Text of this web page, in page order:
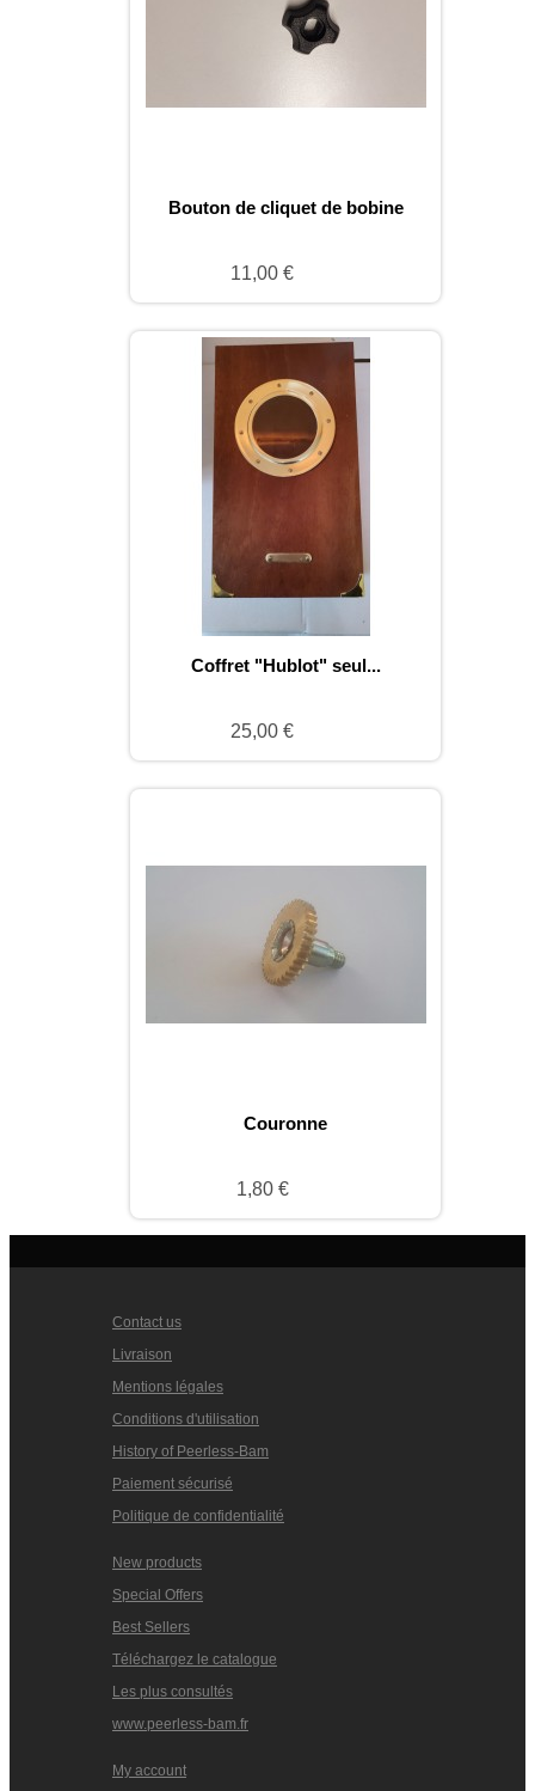
Bouton de cliquet de bobine
11,00 €
Coffret "Hublot" seul...
25,00 €
Couronne
1,80 €
Contact us
Livraison
Mentions légales
Conditions d'utilisation
History of Peerless-Bam
Paiement sécurisé
Politique de confidentialité
New products
Special Offers
Best Sellers
Téléchargez le catalogue
Les plus consultés
www.peerless-bam.fr
My account